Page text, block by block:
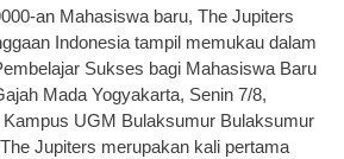
an Mahasiswa baru, The Jupiters
Indonesia tampil memukau dalam
Sukses bagi Mahasiswa Baru
Mada Yogyakarta, Senin 7/8,
Kampus UGM Bulaksumur Bulaksumur
Jupiters merupakan kali pertama